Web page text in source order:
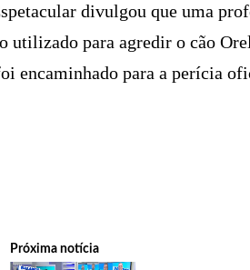
divulgou que uma
utilizado para agredir o cão
encaminhado para a perícia
Próxima notícia